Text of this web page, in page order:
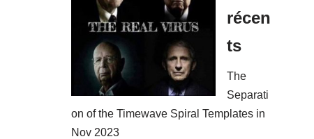
récen
ts
The
Separati
on of the Timewave Spiral Templates in
Nov 2023